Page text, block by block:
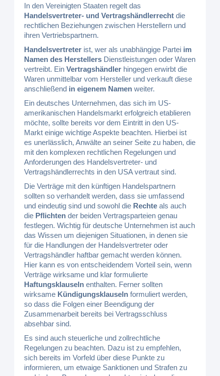
In den Vereinigten Staaten regelt das
Handelsvertreter- und Vertragshändlerrecht die
rechtlichen Beziehungen zwischen Herstellern und
ihren Vertriebspartnern.
Handelsvertreter ist, wer als unabhängige Partei im
Namen des Herstellers Dienstleistungen oder Waren
vertreibt. EinVertragshändler hingegen erwirbt die
Waren unmittelbar vom Hersteller und verkauft diese
anschließend in eigenem Namen weiter.
Ein deutsches Unternehmen, das sich im US-
amerikanischen Handelsmarkt erfolgreich etablieren
möchte, sollte bereits vor dem Eintritt in den US-
Markt einige wichtige Aspekte beachten. Hierbei ist
es unerlässlich, Anwälte an seiner Seite zu haben, die
mit den komplexen rechtlichen Regelungen und
Anforderungen des Handelsvertreter- und
Vertragshändlerrechts in den USA vertraut sind.
Die Verträge mit den künftigen Handelspartnern
sollten so verhandelt werden, dass sie umfassend
und eindeutig sind und sowohl die Rechte als auch
die Pflichten der beiden Vertragsparteien genau
festlegen. Wichtig für deutsche Unternehmen ist auch
das Wissen um diejenigen Situationen, in denen sie
für die Handlungen der Handelsvertreter oder
Vertragshändler haftbar gemacht werden können.
Hier kann es von entscheidendem Vorteil sein, wenn
Verträge wirksame und klar formulierte
Haftungsklauseln enthalten. Ferner sollten
wirksame Kündigungsklauseln formuliert werden,
so dass die Folgen einer Beendigung der
Zusammenarbeit bereits bei Vertragsschluss
absehbar sind.
Es sind auch steuerliche und zollrechtliche
Regelungen zu beachten. Dazu ist zu empfehlen,
sich bereits im Vorfeld über diese Punkte zu
informieren, um etwaige Sanktionen und Strafen zu